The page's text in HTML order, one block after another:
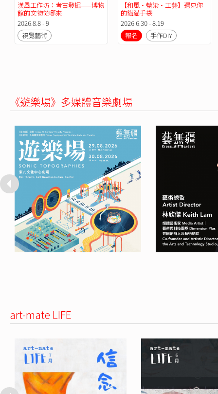
漢風工作坊：考古發掘——博物
館的文物從哪來
2026.8.8 - 9
視覺藝術
【和風·藍染·工藝】遇見你
的貓貓手袋
2026.6.30 - 8.19
報名
手作DIY
《遊樂場》多媒體音樂劇場
art-mate LIFE